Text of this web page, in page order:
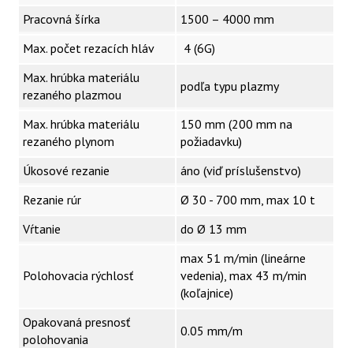
Pracovná šírka
1500 – 4000 mm
Max. počet rezacích hláv
4 (6G)
Max. hrúbka materiálu
rezaného plazmou
podľa typu plazmy
Max. hrúbka materiálu
rezaného plynom
150 mm (200 mm na
požiadavku)
Úkosové rezanie
áno (viď príslušenstvo)
Rezanie rúr
Ø 30 - 700 mm, max 10 t
Vŕtanie
do Ø 13 mm
Polohovacia rýchlosť
max 51 m/min (lineárne
vedenia), max 43 m/min
(koľajnice)
Opakovaná presnosť
polohovania
0.05 mm/m